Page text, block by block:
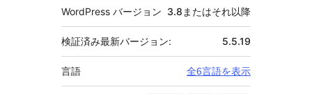
WordPress バージョン 3.8またはそれ以降
検証済み最新バージョン: 5.5.19
言語 全6言語を表示